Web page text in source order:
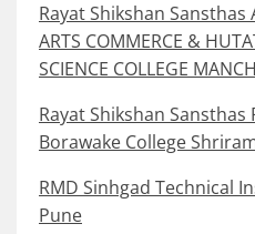
Rayat Shikshan Sansthas
ARTS COMMERCE &
SCIENCE COLLEGE
Rayat Shikshan Sansthas
Borawake College
RMD Sinhgad Technical
Pune